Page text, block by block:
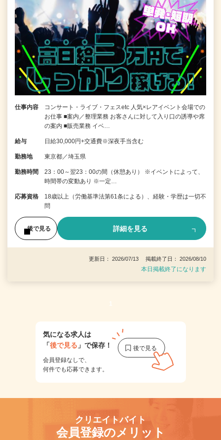
仕事内容
コンサート・ライブ・フェスetc 人気×レアイベント会場での
お仕事 ■案内／整理業務 お客さんに対して入り口の誘導や席
の案内 ■販売業務 イベ…
給与 日給30,000円+交通費※深夜手当含む
勤務地 東京都／埼玉県
勤務時間
23：00～翌23：00の間（休憩あり） ※イベントによって、
時間帯の変動あり ※一定…
応募資格
18歳以上（労働基準法第61条による）、経験・学歴は一切不
問
後で見る 詳細を見る
更新日： 2026/07/13 掲載終了日： 2026/08/10
本日掲載終了になります
1
気になる求人は
「後で見る 」で保存！
会員登録なしで、
何件でも応募できます。
クリエイトバイト
会員登録のメリット